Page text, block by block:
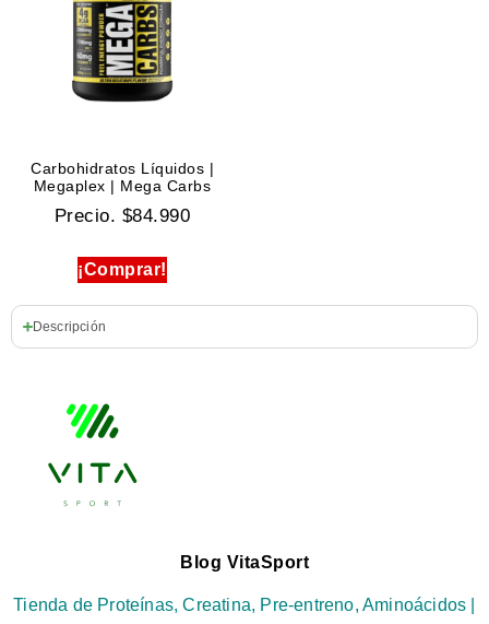
Carbohidratos Líquidos |
Megaplex | Mega Carbs
Precio. $84.990
¡Comprar!
Descripción
Blog VitaSport
Tienda de Proteínas, Creatina, Pre-entreno, Aminoácidos |